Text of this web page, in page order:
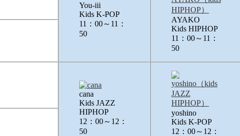
You-iii
Kids K-POP
11：00～11：
50
AYAKO
Kids HIPHOP
11：00～11：
50
cana
Kids JAZZ
HIPHOP
12：00～12：
50
yoshino
Kids K-POP
12：00～12：